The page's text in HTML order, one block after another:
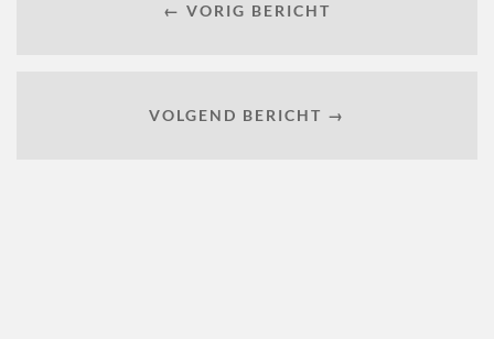
← VORIG BERICHT
VOLGEND BERICHT →